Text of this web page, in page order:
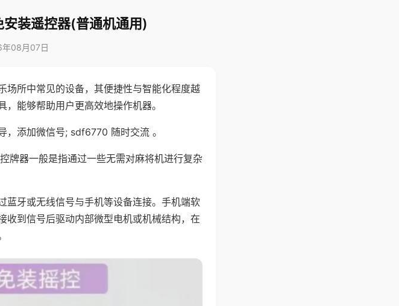
装遥控器(普通机通用)
年08月07日
场所中常见的设备，其便捷性与智能化程度越
能够帮助用户更高效地操作机器。
，添加微信号; sdf6770 随时交流 。
牌器一般是指通过一些无需对麻将机进行复杂
蓝牙或无线信号与手机等设备连接。手机端软
收到信号后驱动内部微型电机或机械结构，在